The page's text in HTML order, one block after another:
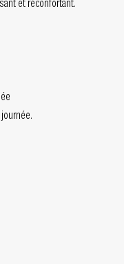
et réconfortant.